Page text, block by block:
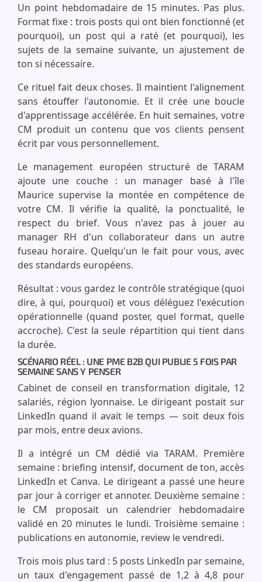
Un point hebdomadaire de 15 minutes. Pas plus.
Format fixe : trois posts qui ont bien fonctionné (et
pourquoi), un post qui a raté (et pourquoi), les
sujets de la semaine suivante, un ajustement de
ton si nécessaire.
Ce rituel fait deux choses. Il maintient l'alignement
sans étouffer l'autonomie. Et il crée une boucle
d'apprentissage accélérée. En huit semaines, votre
CM produit un contenu que vos clients pensent
écrit par vous personnellement.
Le management européen structuré de TARAM
ajoute une couche : un manager basé à l'île
Maurice supervise la montée en compétence de
votre CM. Il vérifie la qualité, la ponctualité, le
respect du brief. Vous n'avez pas à jouer au
manager RH d'un collaborateur dans un autre
fuseau horaire. Quelqu'un le fait pour vous, avec
des standards européens.
Résultat : vous gardez le contrôle stratégique (quoi
dire, à qui, pourquoi) et vous déléguez l'exécution
opérationnelle (quand poster, quel format, quelle
accroche). C'est la seule répartition qui tient dans
la durée.
SCÉNARIO RÉEL : UNE PME B2B QUI PUBLIE 5 FOIS PAR
SEMAINE SANS Y PENSER
Cabinet de conseil en transformation digitale, 12
salariés, région lyonnaise. Le dirigeant postait sur
LinkedIn quand il avait le temps — soit deux fois
par mois, entre deux avions.
Il a intégré un CM dédié via TARAM. Première
semaine : briefing intensif, document de ton, accès
LinkedIn et Canva. Le dirigeant a passé une heure
par jour à corriger et annoter. Deuxième semaine :
le CM proposait un calendrier hebdomadaire
validé en 20 minutes le lundi. Troisième semaine :
publications en autonomie, review le vendredi.
Trois mois plus tard : 5 posts LinkedIn par semaine,
un taux d'engagement passé de 1,2 à 4,8 pour